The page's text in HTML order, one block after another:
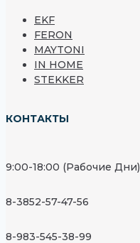
EKF
FERON
MAYTONI
IN HOME
STEKKER
КОНТАКТЫ
9:00-18:00 (Рабочие Дни)
8-3852-57-47-56
8-983-545-38-99